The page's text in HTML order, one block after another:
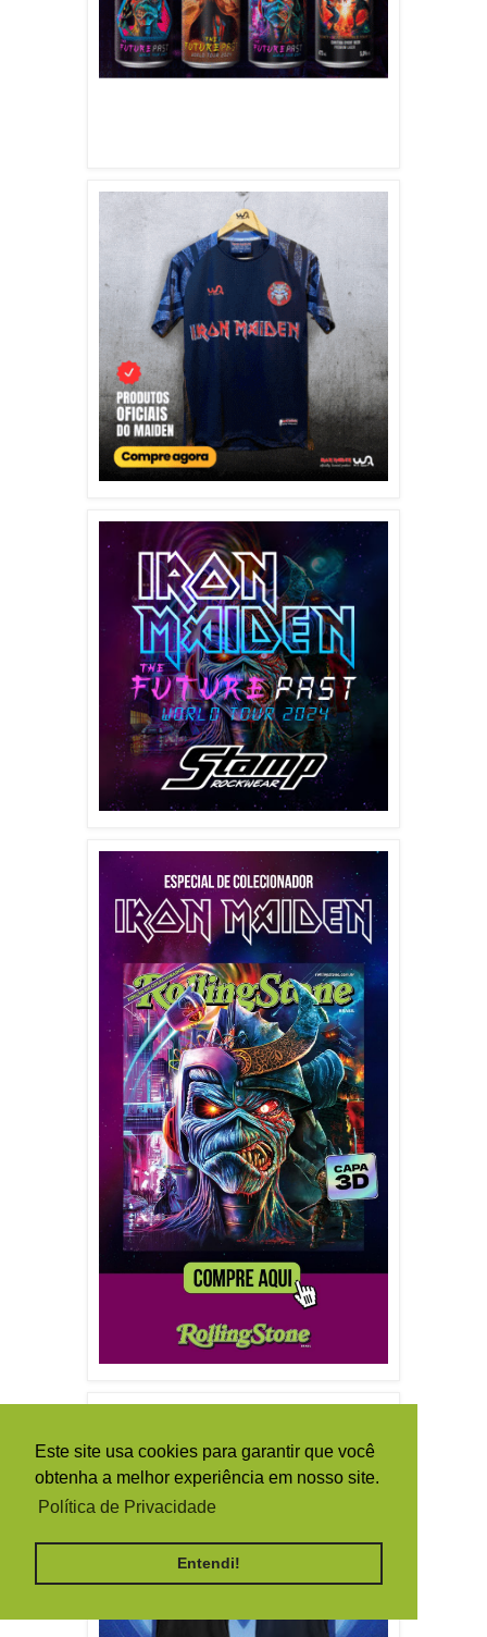
Este site usa cookies para garantir que você
obtenha a melhor experiência em nosso site.
Política de Privacidade
Entendi!